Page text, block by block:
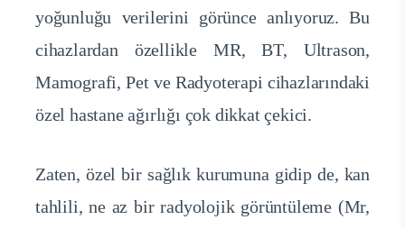
yoğunluğu verilerini görünce anlıyoruz. Bu
cihazlardan özellikle MR, BT, Ultrason,
Mamografi, Pet ve Radyoterapi cihazlarındaki
özel hastane ağırlığı çok dikkat çekici.
Zaten, özel bir sağlık kurumuna gidip de, kan
tahlili, ne az bir radyolojik görüntüleme (Mr,